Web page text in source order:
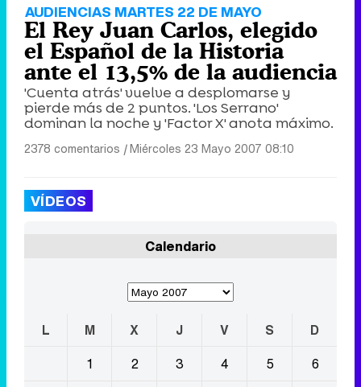
AUDIENCIAS MARTES 22 DE MAYO
El Rey Juan Carlos, elegido
el Español de la Historia
ante el 13,5% de la audiencia
'Cuenta atrás' vuelve a desplomarse y
pierde más de 2 puntos. 'Los Serrano'
dominan la noche y 'Factor X' anota máximo.
2378 comentarios |Miércoles 23 Mayo 2007 08:10
VÍDEOS
Calendario
L M X J V S
D
1
2 3 4 5
6